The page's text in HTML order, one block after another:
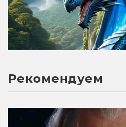
Рекомендуем